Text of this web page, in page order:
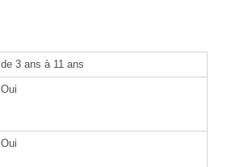
de 3 ans à 11 ans
Oui
Oui